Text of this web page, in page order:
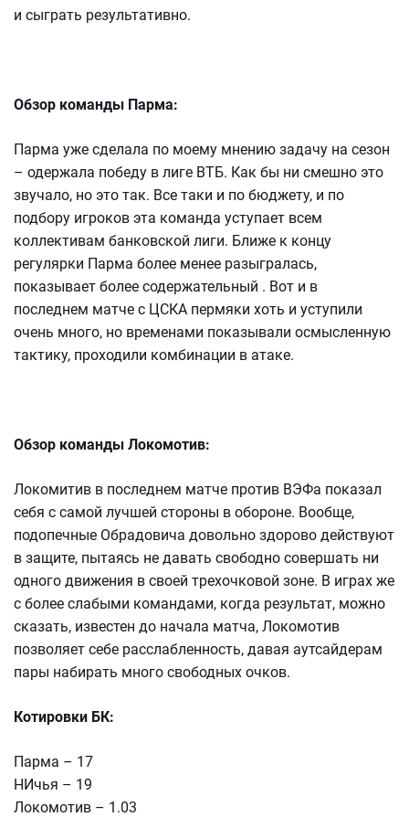
и сыграть результативно.
Обзор команды Парма:
Парма уже сделала по моему мнению задачу на сезон
– одержала победу в лиге ВТБ. Как бы ни смешно это
звучало, но это так. Все таки и по бюджету, и по
подбору игроков эта команда уступает всем
коллективам банковской лиги. Ближе к концу
регулярки Парма более менее разыгралась,
показывает более содержательный . Вот и в
последнем матче с ЦСКА пермяки хоть и уступили
очень много, но временами показывали осмысленную
тактику, проходили комбинации в атаке.
Обзор команды Локомотив:
Локомитив в последнем матче против ВЭФа показал
себя с самой лучшей стороны в обороне. Вообще,
подопечные Обрадовича довольно здорово действуют
в защите, пытаясь не давать свободно совершать ни
одного движения в своей трехочковой зоне. В играх же
с более слабыми командами, когда результат, можно
сказать, известен до начала матча, Локомотив
позволяет себе расслабленность, давая аутсайдерам
пары набирать много свободных очков.
Котировки БК:
Парма – 17
НИчья – 19
Локомотив – 1.03